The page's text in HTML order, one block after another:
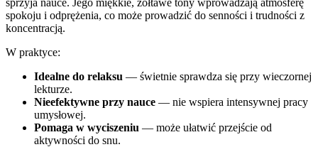
spokoju i odprężenia, co może prowadzić do senności i trudności z
koncentracją.
W praktyce:
Idealne do relaksu — świetnie sprawdza się przy wieczornej
lekturze.
Nieefektywne przy nauce — nie wspiera intensywnej pracy
umysłowej.
Pomaga w wyciszeniu — może ułatwić przejście od
aktywności do snu.